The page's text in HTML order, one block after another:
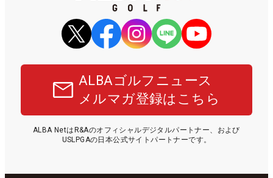
ALBAゴルフニュース
メルマガ登録はこちら
ALBA NetはR&Aのオフィシャルデジタルパートナー、および
USLPGAの日本公式サイトパートナーです。